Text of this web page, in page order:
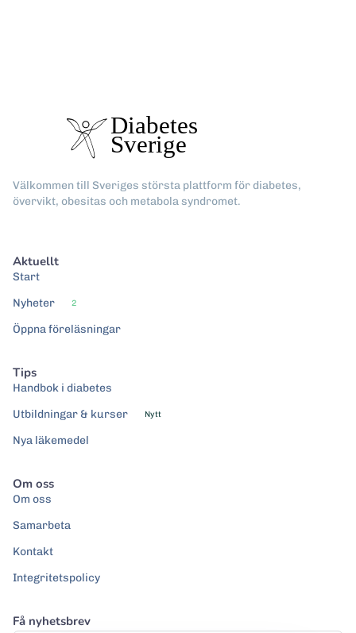
Välkommen till Sveriges största plattform för diabetes,
övervikt, obesitas och metabola syndromet.
Aktuellt
Start
Nyheter
2
Öppna föreläsningar
Tips
Handbok i diabetes
Utbildningar & kurser
Nytt
Nya läkemedel
Om oss
Om oss
Samarbeta
Kontakt
Integritetspolicy
Få nyhetsbrev